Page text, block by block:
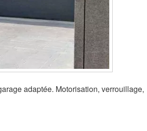
adaptée. Motorisation, verrouillage,